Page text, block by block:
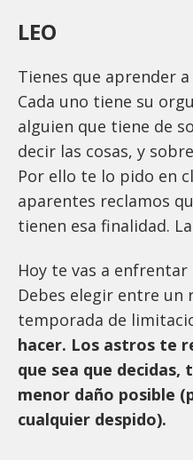
LEO
Tienes que aprender
Cada uno tiene su
alguien que tiene de
decir las cosas, y
Por ello te lo pido en
aparentes reclamos
tienen esa finalidad.
Hoy te vas a
Debes elegir entre un
temporada de
hacer. Los astros te
que sea que decidas,
menor daño posible
cualquier despido).